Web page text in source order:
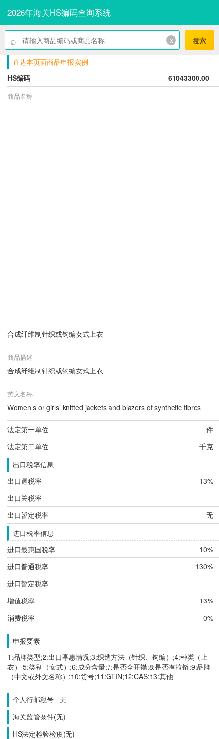
2026年海关HS编码查询系统
⌕ x 搜索
直达本页面商品申报实例
HS编码
61043300.00
商品名称
合成纤维制针织或钩编女式上衣
商品描述
合成纤维制针织或钩编女式上衣
英文名称
Women’s or girls’ knitted jackets and blazers of synthetic fibres
法定第一单位
件
法定第二单位
千克
出口税率信息
出口退税率
13%
出口关税率
出口暂定税率
无
进口税率信息
进口最惠国税率
10%
进口普通税率
130%
进口暂定税率
增值税率
13%
消费税率
0%
申报要素
1:品牌类型;2:出口享惠情况;3:织造方法（针织、钩编）;4:种类（上
衣）;5:类别（女式）;6:成分含量;7:是否全开襟;8:是否有拉链;9:品牌
（中文或外文名称）;10:货号;11:GTIN;12:CAS;13:其他
个人行邮税号 无
海关监管条件(无)
HS法定检验检疫(无)